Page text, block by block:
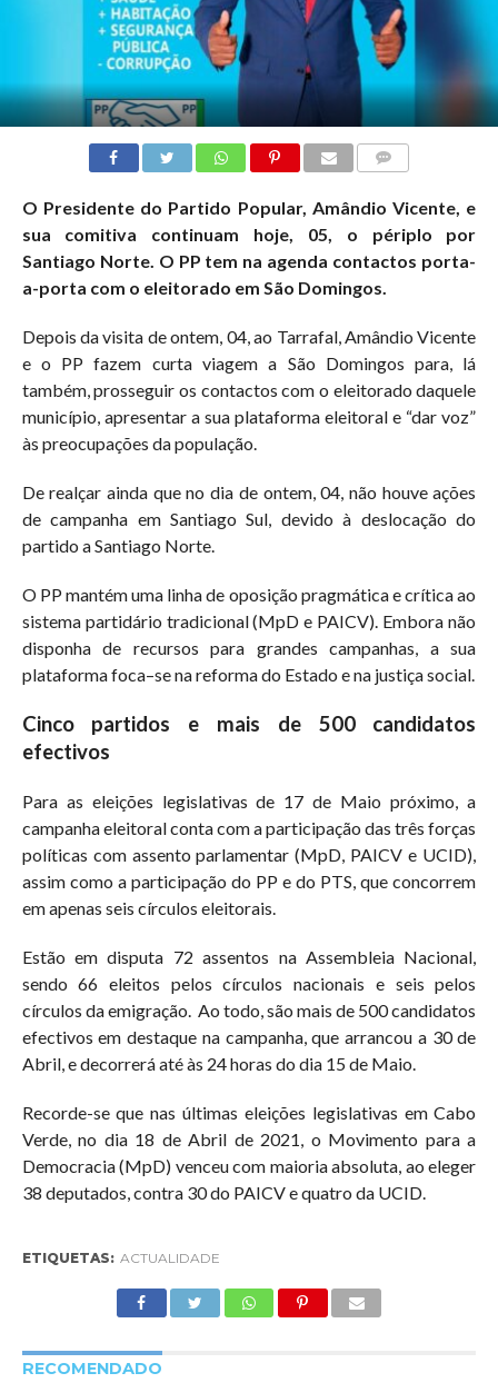
O Presidente do Partido Popular, Amândio Vicente, e
sua comitiva continuam hoje, 05, o périplo por
Santiago Norte. O PP tem na agenda contactos porta-
a-porta com o eleitorado em São Domingos.
Depois da visita de ontem, 04, ao Tarrafal, Amândio Vicente
e o PP fazem curta viagem a São Domingos para, lá
também, prosseguir os contactos com o eleitorado daquele
município, apresentar a sua plataforma eleitoral e “dar voz”
às preocupações da população.
De realçar ainda que no dia de ontem, 04, não houve ações
de campanha em Santiago Sul, devido à deslocação do
partido a Santiago Norte.
O PP mantém uma linha de oposição pragmática e crítica ao
sistema partidário tradicional (MpD e PAICV). Embora não
disponha de recursos para grandes campanhas, a sua
plataforma foca–se na reforma do Estado e na justiça social.
Cinco partidos e mais de 500 candidatos
efectivos
Para as eleições legislativas de 17 de Maio próximo, a
campanha eleitoral conta com a participação das três forças
políticas com assento parlamentar (MpD, PAICV e UCID),
assim como a participação do PP e do PTS, que concorrem
em apenas seis círculos eleitorais.
Estão em disputa 72 assentos na Assembleia Nacional,
sendo 66 eleitos pelos círculos nacionais e seis pelos
círculos da emigração. Ao todo, são mais de 500 candidatos
efectivos em destaque na campanha, que arrancou a 30 de
Abril, e decorrerá até às 24 horas do dia 15 de Maio.
Recorde-se que nas últimas eleições legislativas em Cabo
Verde, no dia 18 de Abril de 2021, o Movimento para a
Democracia (MpD) venceu com maioria absoluta, ao eleger
38 deputados, contra 30 do PAICV e quatro da UCID.
ETIQUETAS: ACTUALIDADE
RECOMENDADO